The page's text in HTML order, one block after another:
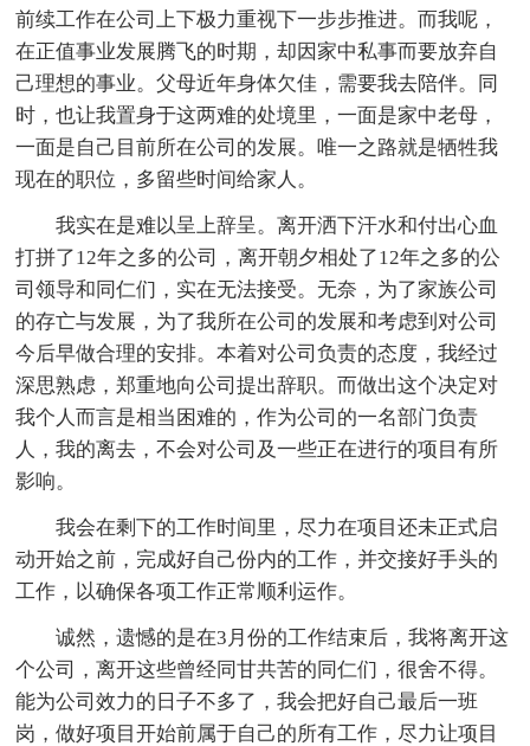
前续工作在公司上下极力重视下一步步推进。而我呢，
在正值事业发展腾飞的时期，却因家中私事而要放弃自
己理想的事业。父母近年身体欠佳，需要我去陪伴。同
时，也让我置身于这两难的处境里，一面是家中老母，
一面是自己目前所在公司的发展。唯一之路就是牺牲我
现在的职位，多留些时间给家人。
我实在是难以呈上辞呈。离开洒下汗水和付出心血
打拼了12年之多的公司，离开朝夕相处了12年之多的公
司领导和同仁们，实在无法接受。无奈，为了家族公司
的存亡与发展，为了我所在公司的发展和考虑到对公司
今后早做合理的安排。本着对公司负责的态度，我经过
深思熟虑，郑重地向公司提出辞职。而做出这个决定对
我个人而言是相当困难的，作为公司的一名部门负责
人，我的离去，不会对公司及一些正在进行的项目有所
影响。
我会在剩下的工作时间里，尽力在项目还未正式启
动开始之前，完成好自己份内的工作，并交接好手头的
工作，以确保各项工作正常顺利运作。
诚然，遗憾的是在3月份的工作结束后，我将离开这
个公司，离开这些曾经同甘共苦的同仁们，很舍不得。
能为公司效力的日子不多了，我会把好自己最后一班
岗，做好项目开始前属于自己的所有工作，尽力让项目